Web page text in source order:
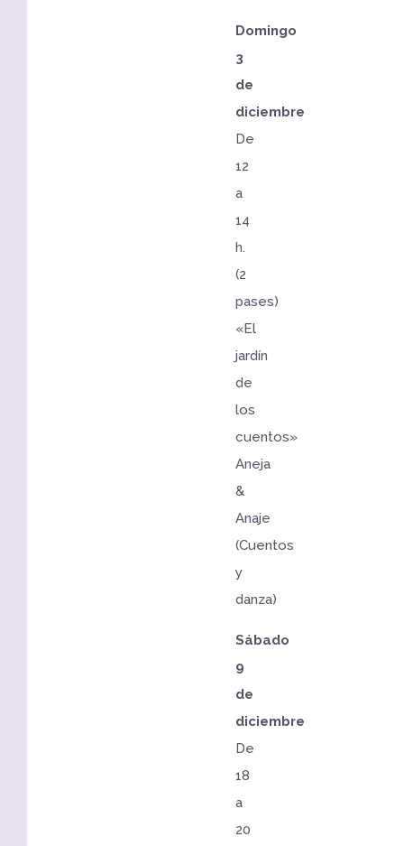
Domingo
3
de
diciembre
De
12
a
14
h.
(2
pases)
«El
jardín
de
los
cuentos»
Aneja
&
Anaje
(Cuentos
y
danza)
Sábado
9
de
diciembre
De
18
a
20